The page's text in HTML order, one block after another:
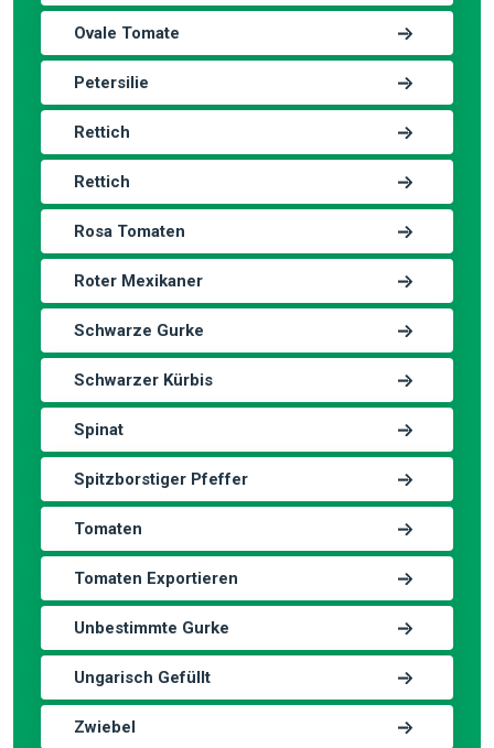
Ovale Tomate
Petersilie
Rettich
Rettich
Rosa Tomaten
Roter Mexikaner
Schwarze Gurke
Schwarzer Kürbis
Spinat
Spitzborstiger Pfeffer
Tomaten
Tomaten Exportieren
Unbestimmte Gurke
Ungarisch Gefüllt
Zwiebel